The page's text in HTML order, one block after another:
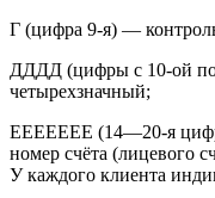
Г (цифра 9-я) —
ДДДД (цифры с 10-ой
четырехзначный;
ЕЕЕЕЕЕЕ (14—20-я
номер счёта (лицевого
У каждого клиента